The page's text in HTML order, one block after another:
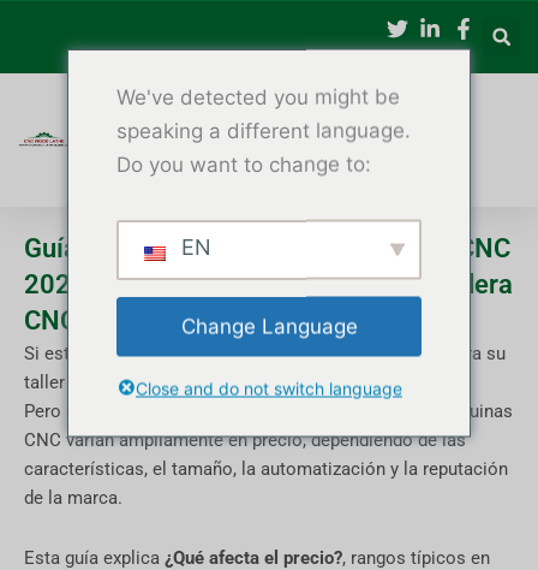
contenido
Guía de precios de tornos de madera CNC
2025: ¿Cuánto cuesta un torno de madera
CNC?
Si está planeando comprar un torno de madera CNC para su
taller o fábrica, el costo suele ser la primera pregunta.
Pero a diferencia de las herramientas estándar, las máquinas
CNC varían ampliamente en precio, dependiendo de las
características, el tamaño, la automatización y la reputación
de la marca.
Esta guía explica ¿Qué afecta el precio?, rangos típicos en
We've detected you might be
speaking a different language.
Do you want to change to:
EN
Change Language
Close and do not switch language